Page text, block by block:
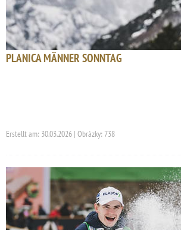
PLANICA MÄNNER SONNTAG
Erstellt am: 30.03.2026 | Obrázky: 738